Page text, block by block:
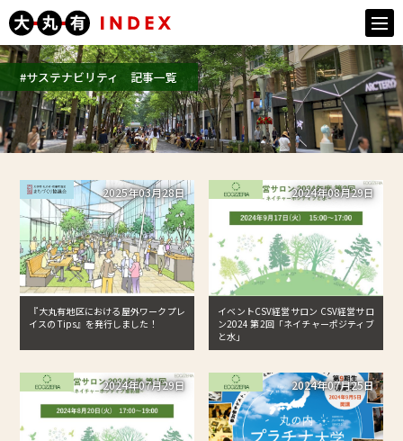
#サステナビリティ 記事一覧
2025年03月28日
『大丸有地区における屋外ワークプレ
イスの Tips』を発行しました！
2024年08月29日
イベントCSV経営サロン CSV経営サロ
ン2024 第2回「ネイチャーポジティブ
と水」
2024年07月29日 2024年07月25日